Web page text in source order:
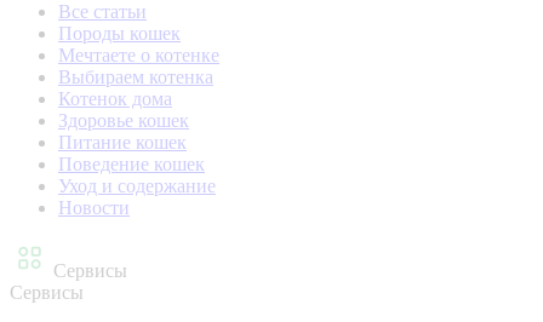
Все статьи
Породы кошек
Мечтаете о котенке
Выбираем котенка
Котенок дома
Здоровье кошек
Питание кошек
Поведение кошек
Уход и содержание
Новости
Сервисы
Сервисы